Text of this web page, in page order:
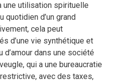
utilisation spirituelle
quotidien d’un grand
cela peut
d’une vie synthétique et
dans une société
qui a une bureaucratie
avec des taxes,